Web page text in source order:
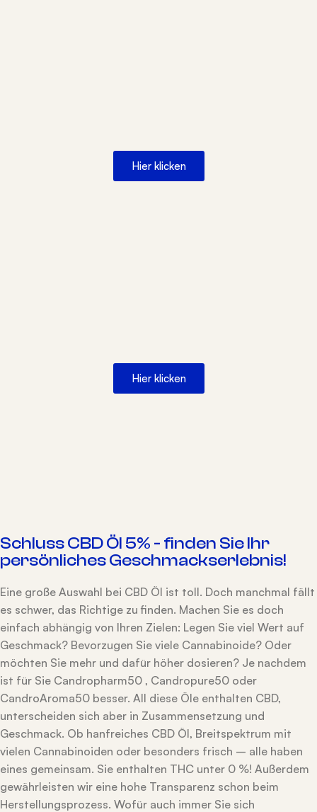
Hier klicken
Hier klicken
Schluss CBD Öl 5% - finden Sie Ihr
persönliches Geschmackserlebnis!
Eine große Auswahl bei CBD Öl ist toll. Doch manchmal fällt
es schwer, das Richtige zu finden. Machen Sie es doch
einfach abhängig von Ihren Zielen: Legen Sie viel Wert auf
Geschmack? Bevorzugen Sie viele Cannabinoide? Oder
möchten Sie mehr und dafür höher dosieren? Je nachdem
ist für Sie Candropharm50 , Candropure50 oder
CandroAroma50 besser. All diese Öle enthalten CBD,
unterscheiden sich aber in Zusammensetzung und
Geschmack. Ob hanfreiches CBD Öl, Breitspektrum mit
vielen Cannabinoiden oder besonders frisch – alle haben
eines gemeinsam. Sie enthalten THC unter 0 %! Außerdem
gewährleisten wir eine hohe Transparenz schon beim
Herstellungsprozess. Wofür auch immer Sie sich